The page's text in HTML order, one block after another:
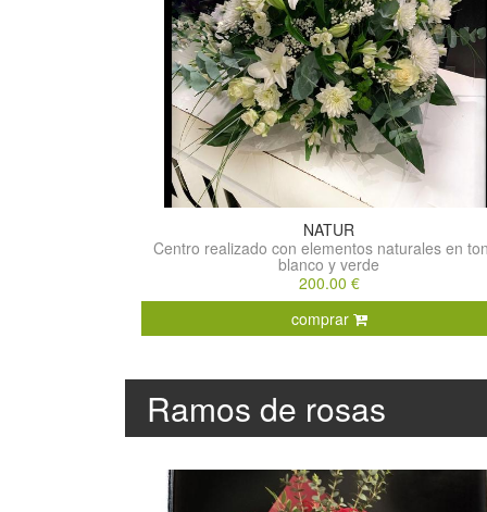
NATUR
Centro realizado con elementos naturales en
blanco y verde
200.00 €
comprar
Ramos de rosas